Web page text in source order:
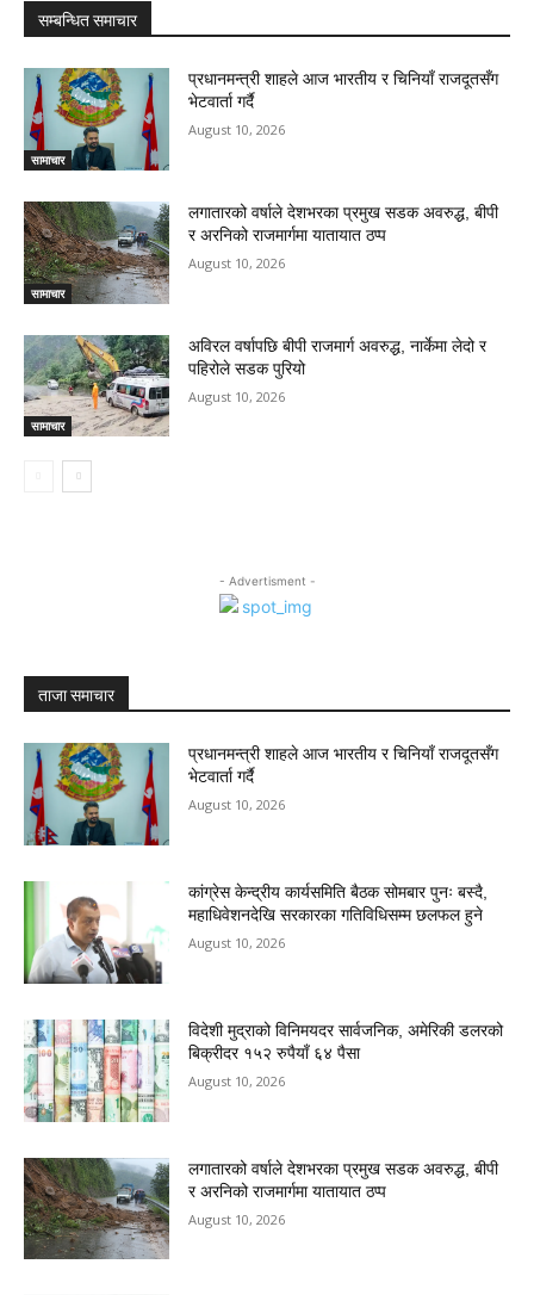
सम्बन्धित समाचार
सामाचार
प्रधानमन्त्री शाहले आज भारतीय र चिनियाँ राजदूतसँग
भेटवार्ता गर्दै
August 10, 2026
सामाचार
लगातारको वर्षाले देशभरका प्रमुख सडक अवरुद्ध, बीपी
र अरनिको राजमार्गमा यातायात ठप्प
August 10, 2026
सामाचार
अविरल वर्षापछि बीपी राजमार्ग अवरुद्ध, नार्केमा लेदो र
पहिरोले सडक पुरियो
August 10, 2026
- Advertisment -
ताजा समाचार
प्रधानमन्त्री शाहले आज भारतीय र चिनियाँ राजदूतसँग
भेटवार्ता गर्दै
August 10, 2026
कांग्रेस केन्द्रीय कार्यसमिति बैठक सोमबार पुनः बस्दै,
महाधिवेशनदेखि सरकारका गतिविधिसम्म छलफल हुने
August 10, 2026
विदेशी मुद्राको विनिमयदर सार्वजनिक, अमेरिकी डलरको
बिक्रीदर १५२ रुपैयाँ ६४ पैसा
August 10, 2026
लगातारको वर्षाले देशभरका प्रमुख सडक अवरुद्ध, बीपी
र अरनिको राजमार्गमा यातायात ठप्प
August 10, 2026